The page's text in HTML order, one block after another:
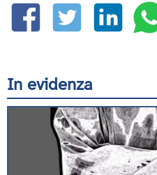
In evidenza